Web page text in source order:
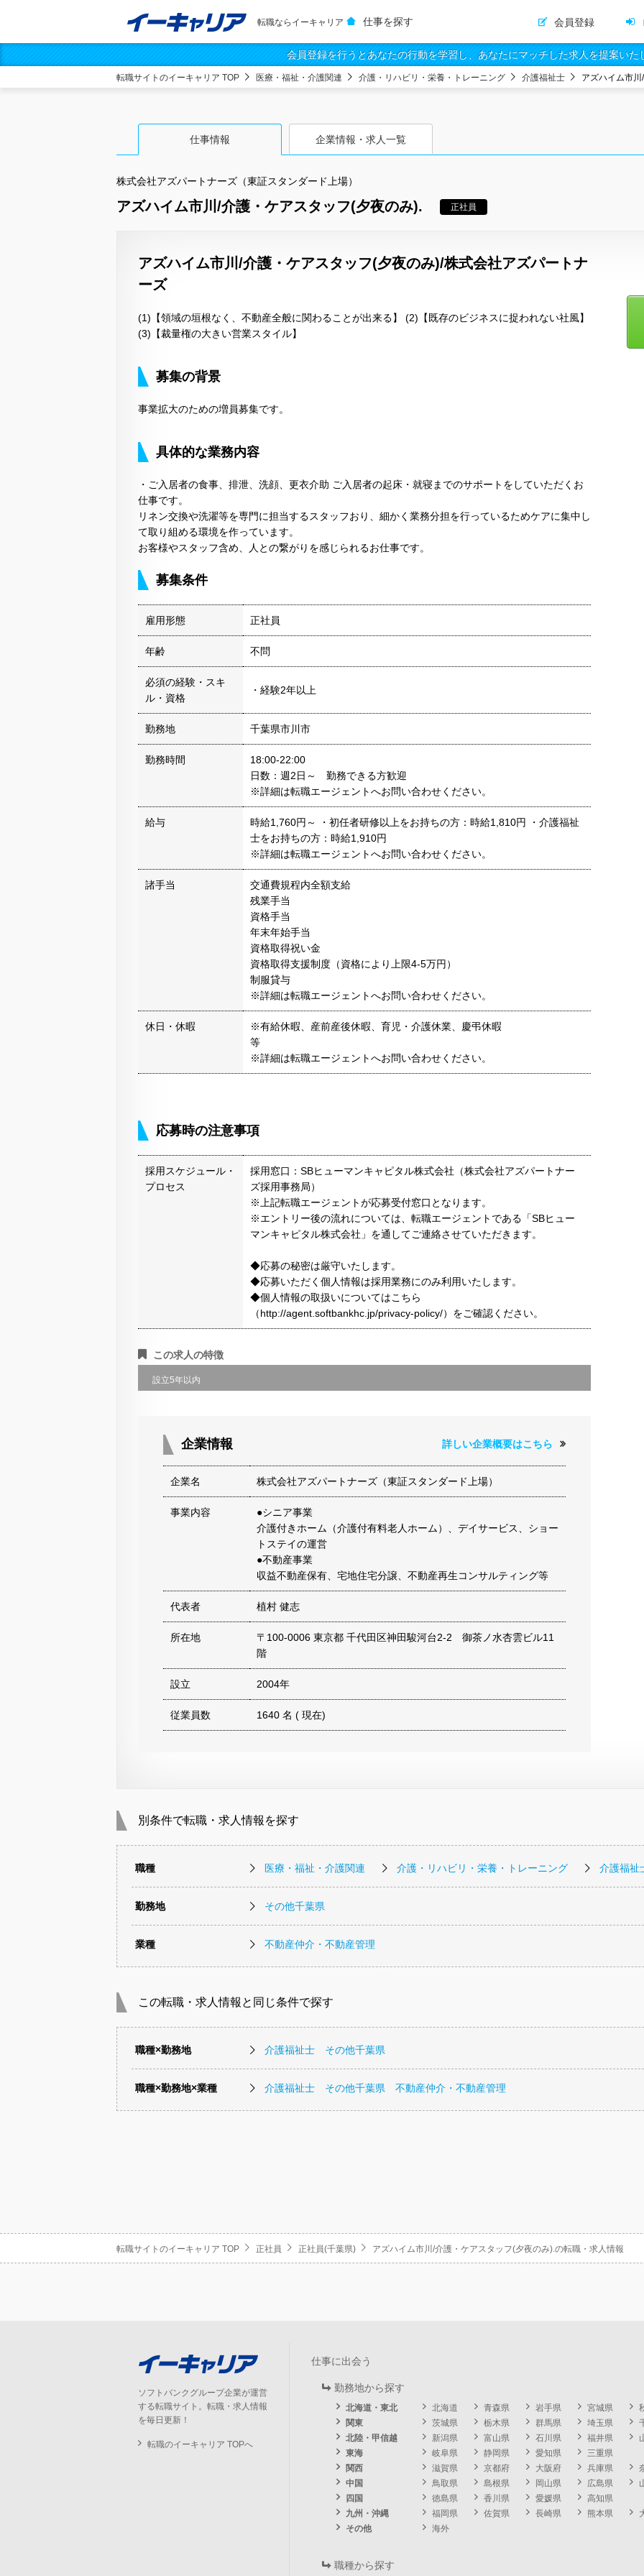
転職ならイーキャリア 仕事を探す 会員登録
会員登録を行うとあなたの行動を学習し、あなたにマッチした求人を提案いた
転職サイトのイーキャリア TOP 医療・福祉・介護関連 介護・リハビリ・栄養・トレーニング 介護福祉士 アズハイム市
仕事情報 企業情報・求人一覧
株式会社アズパートナーズ（東証スタンダード上場）
アズハイム市川/介護・ケアスタッフ(夕夜のみ). 正社員
アズハイム市川/介護・ケアスタッフ(夕夜のみ)/株式会社アズパートナ
ーズ
(1)【領域の垣根なく、不動産全般に関わることが出来る】 (2)【既存のビジネスに捉われない社風】
(3)【裁量権の大きい営業スタイル】
募集の背景
事業拡大のための増員募集です。
具体的な業務内容
・ご入居者の食事、排泄、洗顔、更衣介助 ご入居者の起床・就寝までのサポートをしていただくお
仕事です。
リネン交換や洗濯等を専門に担当するスタッフおり、細かく業務分担を行っているためケアに集中し
て取り組める環境を作っています。
お客様やスタッフ含め、人との繋がりを感じられるお仕事です。
募集条件
雇用形態 正社員
年齢 不問
必須の経験・スキ
ル・資格
・経験2年以上
勤務地 千葉県市川市
勤務時間
18:00-22:00
日数：週2日～ 勤務できる方歓迎
※詳細は転職エージェントへお問い合わせください。
給与
時給1,760円～ ・初任者研修以上をお持ちの方：時給1,810円 ・介護福祉
士をお持ちの方：時給1,910円
※詳細は転職エージェントへお問い合わせください。
諸手当
交通費規程内全額支給
残業手当
資格手当
年末年始手当
資格取得祝い金
資格取得支援制度（資格により上限4-5万円）
制服貸与
※詳細は転職エージェントへお問い合わせください。
休日・休暇
※有給休暇、産前産後休暇、育児・介護休業、慶弔休暇
等
※詳細は転職エージェントへお問い合わせください。
応募時の注意事項
採用スケジュール・
プロセス
採用窓口：SBヒューマンキャピタル株式会社（株式会社アズパートナー
ズ採用事務局）
※上記転職エージェントが応募受付窓口となります。
※エントリー後の流れについては、転職エージェントである「SBヒュー
マンキャピタル株式会社」を通してご連絡させていただきます。
◆応募の秘密は厳守いたします。
◆応募いただく個人情報は採用業務にのみ利用いたします。
◆個人情報の取扱いについてはこちら
（http://agent.softbankhc.jp/privacy-policy/）をご確認ください。
この求人の特徴
設立5年以内
企業情報 詳しい企業概要はこちら
企業名 株式会社アズパートナーズ（東証スタンダード上場）
事業内容
●シニア事業
介護付きホーム（介護付有料老人ホーム）、デイサービス、ショー
トステイの運営
●不動産事業
収益不動産保有、宅地住宅分譲、不動産再生コンサルティング等
代表者 植村 健志
所在地
〒100-0006 東京都 千代田区神田駿河台2-2 御茶ノ水杏雲ビル11
階
設立 2004年
従業員数 1640 名 ( 現在)
別条件で転職・求人情報を探す
職種 医療・福祉・介護関連 介護・リハビリ・栄養・トレーニング 介護福祉
勤務地 その他千葉県
業種 不動産仲介・不動産管理
この転職・求人情報と同じ条件で探す
職種×勤務地 介護福祉士 その他千葉県
職種×勤務地×業種 介護福祉士 その他千葉県 不動産仲介・不動産管理
転職サイトのイーキャリア TOP 正社員 正社員(千葉県) アズハイム市川/介護・ケアスタッフ(夕夜のみ).の転職・求人情報
ソフトバンクグループ企業が運営
する転職サイト。転職・求人情報
を毎日更新！
転職のイーキャリア TOPへ
仕事に出会う
勤務地から探す
北海道・東北 北海道 青森県 岩手県 宮城県
関東
茨城県 栃木県 群馬県 埼玉県
北陸・甲信越
新潟県 富山県 石川県 福井県
東海
岐阜県 静岡県 愛知県
三重県
関西
滋賀県 京都府 大阪府 兵庫県
中国
鳥取県 島根県 岡山県 広島県
四国
徳島県 香川県 愛媛県
高知県
九州・沖縄
福岡県 佐賀県 長崎県 熊本県
その他
海外
職種から探す